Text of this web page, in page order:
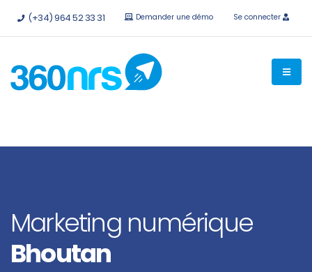
Essayez-le gratuitement sans engagementAPI et
(+34) 964 52 33 31 Demander une démo Se connecter
Marketing numérique
Bhoutan